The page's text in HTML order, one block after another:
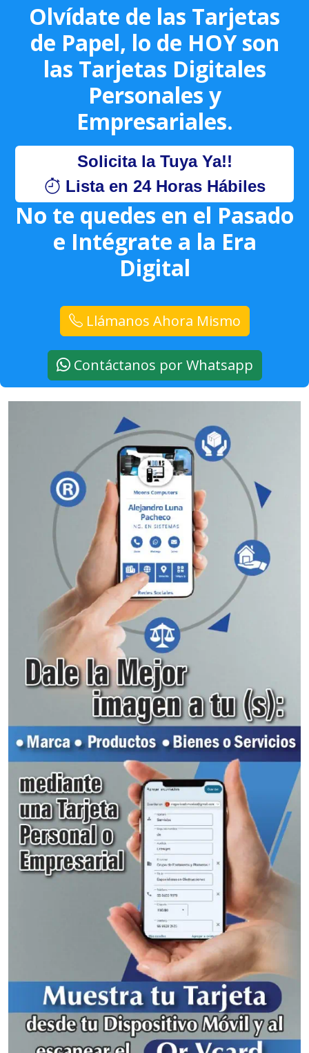
Olvídate de las Tarjetas
de Papel, lo de HOY son
las Tarjetas Digitales
Personales y
Empresariales.
Solicita la Tuya Ya!!
Lista en 24 Horas Hábiles
No te quedes en el Pasado
e Intégrate a la Era
Digital
Llámanos Ahora Mismo
Contáctanos por Whatsapp